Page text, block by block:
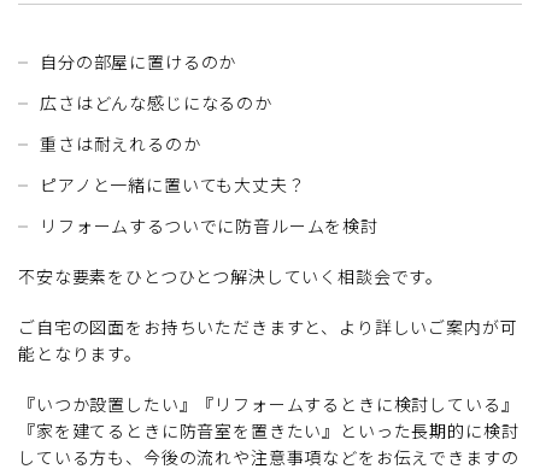
自分の部屋に置けるのか
広さはどんな感じになるのか
重さは耐えれるのか
ピアノと一緒に置いても大丈夫？
リフォームするついでに防音ルームを検討
不安な要素をひとつひとつ解決していく相談会です。
ご自宅の図面をお持ちいただきますと、より詳しいご案内が可
能となります。
『いつか設置したい』『リフォームするときに検討している』
『家を建てるときに防音室を置きたい』といった長期的に検討
している方も、今後の流れや注意事項などをお伝えできますの